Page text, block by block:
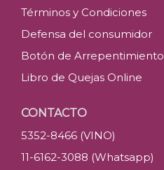
Términos y Condiciones
Defensa del consumidor
Botón de Arrepentimiento
Libro de Quejas Online
CONTACTO
5352-8466 (VINO)
11-6162-3088 (Whatsapp)